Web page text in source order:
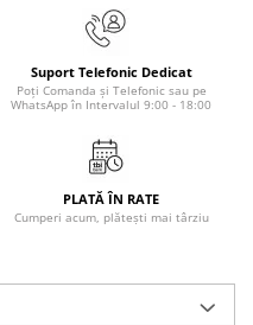
Suport Telefonic Dedicat
Poți Comanda și Telefonic sau pe
WhatsApp în Intervalul 9:00 - 18:00
PLATĂ ÎN RATE
Cumperi acum, plătești mai târziu